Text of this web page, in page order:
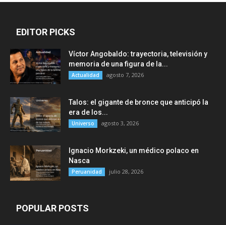
EDITOR PICKS
Víctor Angobaldo: trayectoria, televisión y
memoria de una figura de la...
Actualidad agosto 7, 2026
Talos: el gigante de bronce que anticipó la
era de los...
Universo agosto 3, 2026
Ignacio Morkzeki, un médico polaco en
Nasca
Peruanidad julio 28, 2026
POPULAR POSTS